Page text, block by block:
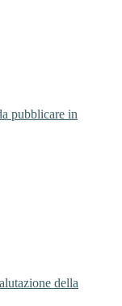
pubblicare in
della